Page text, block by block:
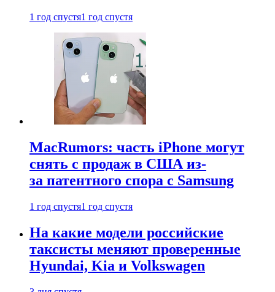
1 год спустя1 год спустя
MacRumors: часть iPhone могут
снять с продаж в США из-
за патентного спора с Samsung
1 год спустя1 год спустя
На какие модели российские
таксисты меняют проверенные
Hyundai, Kia и Volkswagen